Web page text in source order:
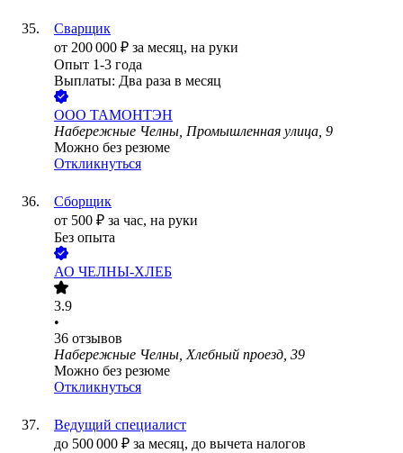
Сварщик
от 200 000 ₽ за месяц, на руки
Опыт 1-3 года
Выплаты: Два раза в месяц
ООО ТАМОНТЭН
Набережные Челны, Промышленная улица, 9
Можно без резюме
Откликнуться
Сборщик
от 500 ₽ за час, на руки
Без опыта
АО ЧЕЛНЫ-ХЛЕБ
3.9
•
36 отзывов
Набережные Челны, Хлебный проезд, 39
Можно без резюме
Откликнуться
Ведущий специалист
до 500 000 ₽ за месяц, до вычета налогов